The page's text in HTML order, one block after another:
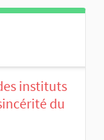
instituts
du